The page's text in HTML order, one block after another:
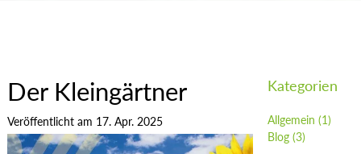
Der Kleingärtner
Veröffentlicht am 17. Apr. 2025
Kategorien
Allgemein (1)
Blog(3)